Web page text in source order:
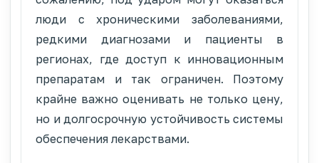
люди с хроническими заболеваниями,
редкими диагнозами и пациенты в
регионах, где доступ к инновационным
препаратам и так ограничен. Поэтому
крайне важно оценивать не только цену,
но и долгосрочную устойчивость системы
обеспечения лекарствами.